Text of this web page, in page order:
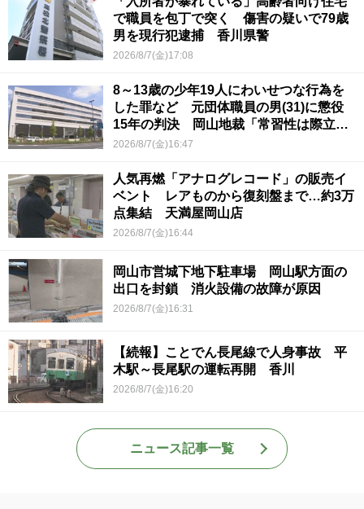
で職員を包丁で突く 傷害の疑いで79歳
男を現行犯逮捕 香川県警
2026/8/7(金)17:08
8～13歳の少年19人にわいせつな行為を
した罪など 元団体職員の男(31)に懲役
15年の判決 岡山地裁「常習性は際立っ
ていて被害結果も非常に重い」
2026/8/7(金)16:47
人気再燃「アナログレコード」の販売イ
ベント レアものから復刻盤まで…約3万
点集結 天満屋岡山店
2026/8/7(金)16:44
岡山市営城下地下駐車場 岡山駅方面の
出口を封鎖 消火設備の故障が原因
2026/8/7(金)16:31
【続報】ことでん長尾線で人身事故 平
木駅～長尾駅の運転再開 香川
2026/8/7(金)16:20
ニュース記事一覧